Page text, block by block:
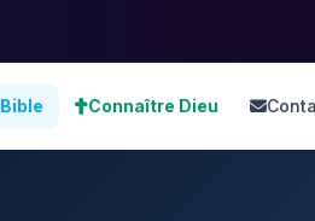
Bible Connaître Dieu